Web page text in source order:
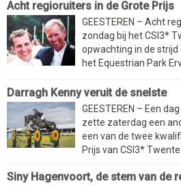
Acht regioruiters in de Grote Prijs
GEESTEREN – Acht
zondag bij het CSI3*
opwachting in de strijd
het Equestrian Park
Darragh Kenny veruit de snelste
GEESTEREN – Een
zette zaterdag een
een van de twee
Prijs van CSI3*
Siny Hagenvoort, de stem van de